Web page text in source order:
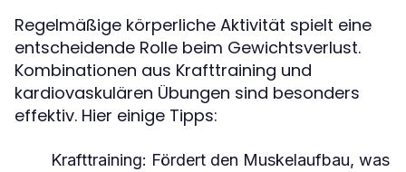
Regelmäßige körperliche Aktivität spielt eine
entscheidende Rolle beim Gewichtsverlust.
Kombinationen aus Krafttraining und
kardiovaskulären Übungen sind besonders
effektiv. Hier einige Tipps:
Krafttraining: Fördert den Muskelaufbau, was